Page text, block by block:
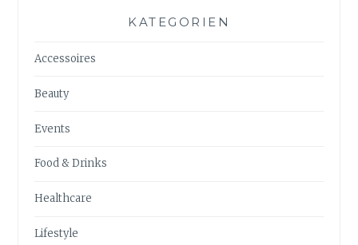
KATEGORIEN
Accessoires
Beauty
Events
Food & Drinks
Healthcare
Lifestyle